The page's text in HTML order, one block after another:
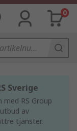
0
Sverige
RS Group
av
tjänster.